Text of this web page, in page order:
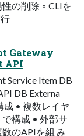
の削除 ◦ CLIを
Gateway
API
Service Item DB
DB Externa
成 • 複数レイヤ
構成 • 外部サ
のAPIを組 み